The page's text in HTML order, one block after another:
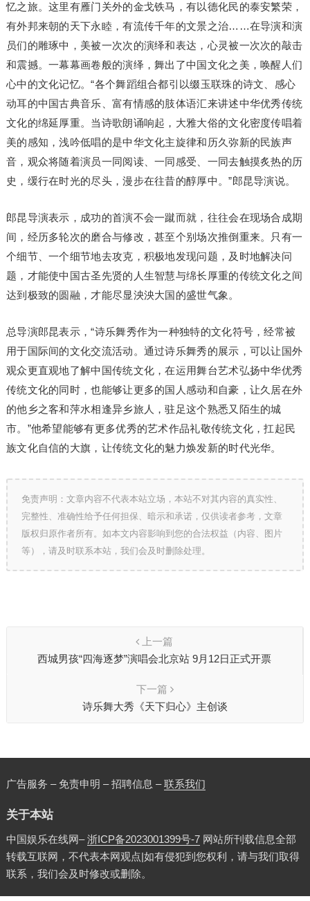
忆之旅。这里有雁门关外的金戈铁马，有以德化民的泰安繁荣，
有外邦来朝的天下永睦，有流传千年的文景之治……在导演和演
员们的雕琢中，美被一次次的演绎和表达，心灵被一次次的敲击
和震撼。一幕幕画卷般的演绎，舞出了中国文化之美，唤醒人们
心中的文化记忆。“各个舞蹈组合都引以缀玉联珠的诗文、感心
动耳的中国古典音乐、富有情感的肢体语汇来讲述中华优秀传统
文化的绵延厚重。当诗歌朗诵响起，大雅大俗的文化密度传唱着
美的感知，浅吟低唱的是中华文化主旋律和历久弥新的民族声
音，观众将随着演员一同阅读、一同感受、一同去触摸炙热的历
史，缓行在时光的尽头，漫步在往昔的醇厚中。”郎昆导演说。
郎昆导演表示，成功的首演不会一蹴而就，往往会在现场合成期
间，经历多轮次的磨合与修改，甚至个别场次推倒重来。只有一
个细节、一个细节地去攻克，积极地发现问题，及时地解决问
题，才能使中国古圣先贤的人生智慧与绵长厚重的传统文化之间
达到极致的圆融，才能尽显泱泱大国的盛世气象。
总导演郎昆表示，“诗乐舞秀作为一种独特的文化符号，经常被
用于国际间的文化交流活动。通过诗乐舞秀的展示，可以让国外
观众更直观地了解中国传统文化，在运用舞台艺术弘扬中华优秀
传统文化的同时，也能够让更多的国人感动和自豪，让久居在外
的他乡之客和萍水相逢异乡旅人，驻足这个熟悉又陌生的城
市。”他希望能够有更多优秀的艺术作品礼敬传统文化，扛起民
族文化自信的大旗，让传统文化的魅力焕发新的时代光华。
免责声明：文章内容不代表本站立场，本站不对其内容的真实性、
完整性、准确性给予任何担保、暗示和承诺，仅供读者参考，文章
版权归原作者所有。如本文内容影响到您的合法权益（内容、图片
等），请及时联系本站，我们会及时删除处理。
上一篇
西城男孩“四海逐梦”演唱会北京站 9月12日正式开票
下一篇
诗乐舞大秀《天下归心》主创谈
广告服务 – 免责申明 – 招聘信息 –联系我们
关于本站
中国娱乐在线网–浙ICP备2023001399号-7网站所刊载信息全部
转载互联网，不代表本网观点|如有侵犯到您权利，请与我们取得
联系，我们会及时修改或删除。